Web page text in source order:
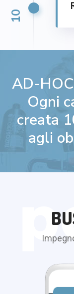
10
AD-
Ogni
creata
agli